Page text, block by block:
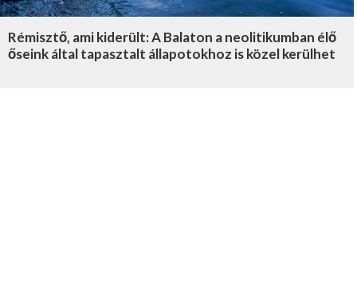
Rémisztő, ami kiderült: A Balaton a neolitikumban élő
őseink által tapasztalt állapotokhoz is közel kerülhet